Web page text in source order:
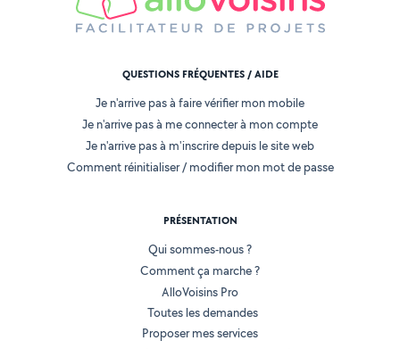
QUESTIONS FRÉQUENTES / AIDE
Je n'arrive pas à faire vérifier mon mobile
Je n'arrive pas à me connecter à mon compte
Je n'arrive pas à m'inscrire depuis le site web
Comment réinitialiser / modifier mon mot de passe
PRÉSENTATION
Qui sommes-nous ?
Comment ça marche ?
AlloVoisins Pro
Toutes les demandes
Proposer mes services